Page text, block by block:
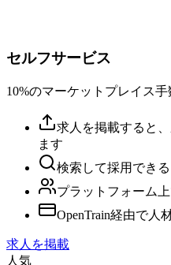
セルフサービス
10%のマーケットプレイス手
求人を掲載すると
ます
検索して採用でき
プラットフォーム
OpenTrain経由で人
求人を掲載
人気